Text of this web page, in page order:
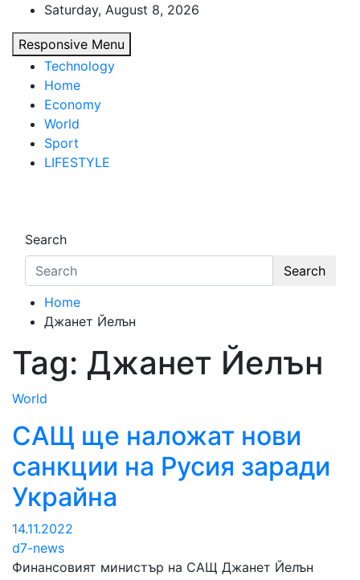
content
Saturday, August 8, 2026
Responsive Menu
Technology
Home
Economy
World
Sport
LIFESTYLE
Search
Search
Home
Джанет Йелън
Tag: Джанет Йелън
World
САЩ ще наложат нови
санкции на Русия заради
Украйна
14.11.2022
d7-news
Финансовият министър на САЩ Джанет Йелън